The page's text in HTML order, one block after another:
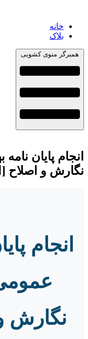
خانه
بلاک
همبرگر منوی کشویی
انجام پایان
نگارش و اصلاح
انجام
نگارش